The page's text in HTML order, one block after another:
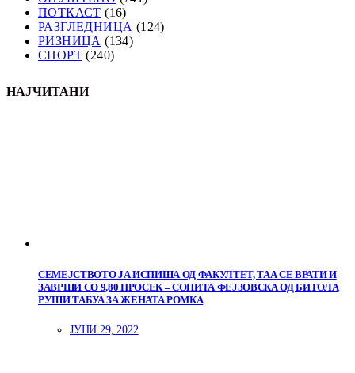
ПОТКАСТ (16)
РАЗГЛЕДНИЦА (124)
РИЗНИЦА (134)
СПОРТ (240)
НАЈЧИТАНИ
СЕМЕЈСТВОТО ЈА ИСПИША ОД ФАКУЛТЕТ, ТАА СЕ ВРАТИ И
ЗАВРШИ СО 9,80 ПРОСЕК – СОНИТА ФЕЈЗОВСКА ОД БИТОЛА
РУШИ ТАБУА ЗА ЖЕНАТА РОМКА
ЈУНИ 29, 2022